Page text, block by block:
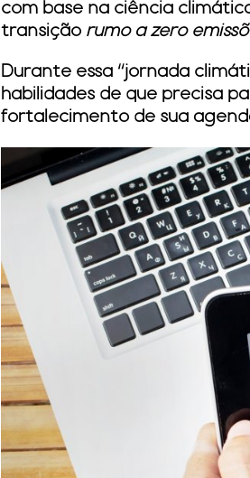
com base na ciência
transição rumo a zero
Durante essa “jornada
habilidades de que precisa
fortalecimento de sua